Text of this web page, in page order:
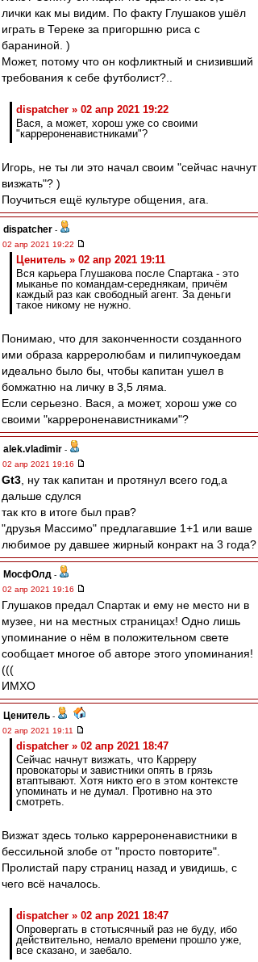
лички как мы видим. По факту Глушаков ушёл
играть в Тереке за пригоршню риса с
бараниной. )
Может, потому что он кофликтный и снизивший
требования к себе футболист?..
dispatcher » 02 апр 2021 19:22
Вася, а может, хорош уже со своими
"каррероненавистниками"?
Игорь, не ты ли это начал своим "сейчас начнут
визжать"? )
Поучиться ещё культуре общения, ага.
dispatcher -
02 апр 2021 19:22
Ценитель » 02 апр 2021 19:11
Вся карьера Глушакова после Спартака - это
мыканье по командам-середнякам, причём
каждый раз как свободный агент. За деньги
такое никому не нужно.
Понимаю, что для законченности созданного
ими образа карреролюбам и пилипчукоедам
идеально было бы, чтобы капитан ушел в
бомжатню на личку в 3,5 ляма.
Если серьезно. Вася, а может, хорош уже со
своими "каррероненавистниками"?
alek.vladimir -
02 апр 2021 19:16
Gt3 , ну так капитан и протянул всего год,а
дальше сдулся
так кто в итоге был прав?
"друзья Массимо" предлагавшие 1+1 или ваше
любимое ру давшее жирный конракт на 3 года?
МосфОлд -
02 апр 2021 19:16
Глушаков предал Спартак и ему не место ни в
музее, ни на местных страницах! Одно лишь
упоминание о нём в положительном свете
сообщает многое об авторе этого упоминания!
(((
ИМХО
Ценитель -
02 апр 2021 19:11
dispatcher » 02 апр 2021 18:47
Сейчас начнут визжать, что Карреру
провокаторы и завистники опять в грязь
втаптывают. Хотя никто его в этом контексте
упоминать и не думал. Противно на это
смотреть.
Визжат здесь только каррероненавистники в
бессильной злобе от "просто повторите".
Пролистай пару страниц назад и увидишь, с
чего всё началось.
dispatcher » 02 апр 2021 18:47
Опровергать в стотысячный раз не буду, ибо
действительно, немало времени прошло уже,
все сказано, и заебало.